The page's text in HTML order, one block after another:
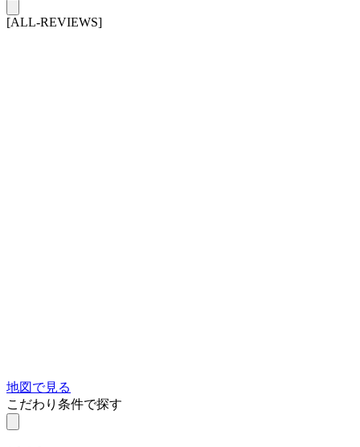
[ALL-REVIEWS]
地図で見る
こだわり条件で探す